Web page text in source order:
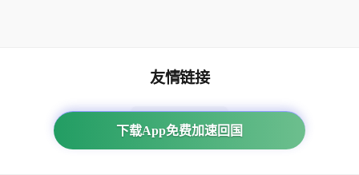
下载App免费加速回国
友情链接
海外回国加速器